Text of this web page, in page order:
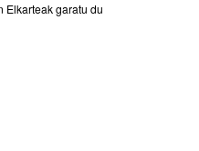
Elkarteak garatu du